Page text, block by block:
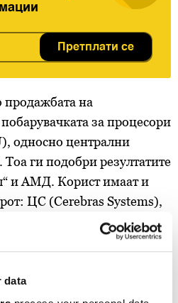
data
Претплати се
продажбата на
за процесори
односно централни
ги подобри резултатите
и АМД. Корист имаат и
ЦС (Cerebras Systems),
базиран на големи
недела ја имаше